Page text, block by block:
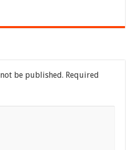
be published. Required